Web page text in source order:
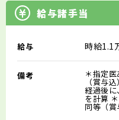
給与諸手当
給与 時給1.1
備考 ＊指定
（賞与
経過後
を計算
同等（賞